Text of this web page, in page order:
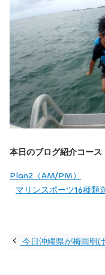
本日のブログ紹介コース
Plan2（AM/PM）
マリンスポーツ16種類
今日沖縄県が梅雨明